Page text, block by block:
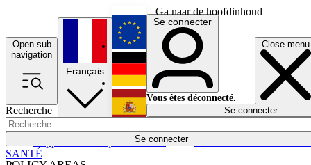
Ga naar de hoofdinhoud
Open sub
navigation
Close menu
Recherche
Se connecter
Économie
Français
English
Deutsch
Español
Se connecter
Vous êtes déconnecté.
Se connecter
SANTÉ